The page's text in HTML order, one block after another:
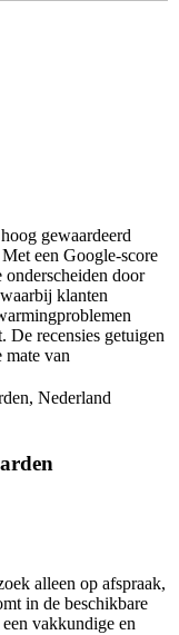
gewaardeerd
een Google-score
door
klanten
recensies getuigen
van
Nederland
alleen op afspraak,
in de beschikbare
vakkundige en